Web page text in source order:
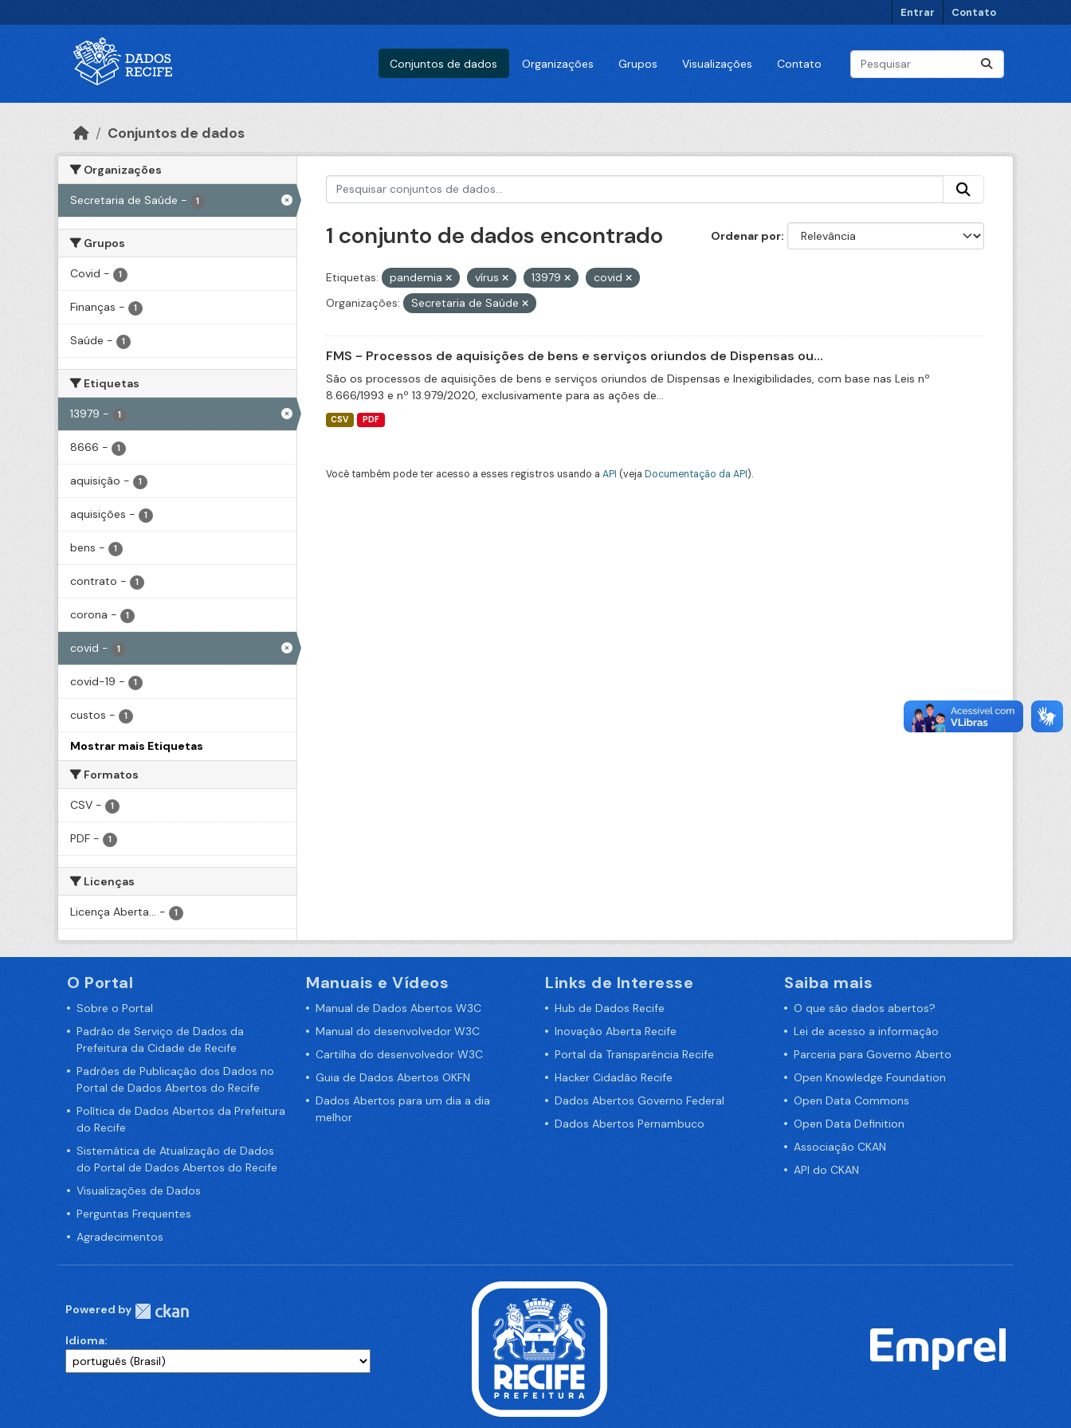
Entrar Contato
Conjuntos de dados Organizações Grupos Visualizações Contato
Conjuntos de dados
Organizações
Secretaria de Saúde - 1
Grupos
Covid - 1
Finanças - 1
Saúde - 1
Etiquetas
13979 - 1
8666 - 1
aquisição - 1
aquisições - 1
bens - 1
contrato - 1
corona - 1
covid - 1
covid-19 - 1
custos - 1
Mostrar mais Etiquetas
Formatos
CSV - 1
PDF - 1
Licenças
Licença Aberta... - 1
Ordenar por
1 conjunto de dados encontrado
Etiquetas: pandemia vírus 13979
covid
Organizações:
Secretaria de Saúde
FMS - Processos de aquisições de bens e serviços oriundos de Dispensas ou...
São os processos de aquisições de bens e serviços oriundos de Dispensas e Inexigibilidades, com base nas Leis nº
8.666/1993 e nº 13.979/2020, exclusivamente para as ações de...
CSV PDF
Você também pode ter acesso a esses registros usando a API (veja Documentação da API).
O Portal
Sobre o Portal
Padrão de Serviço de Dados da
Prefeitura da Cidade de Recife
Padrões de Publicação dos Dados no
Portal de Dados Abertos do Recife
Política de Dados Abertos da Prefeitura
do Recife
Sistemática de Atualização de Dados
do Portal de Dados Abertos do Recife
Visualizações de Dados
Perguntas Frequentes
Agradecimentos
Manuais e Vídeos
Manual de Dados Abertos W3C
Manual do desenvolvedor W3C
Cartilha do desenvolvedor W3C
Guia de Dados Abertos OKFN
Dados Abertos para um dia a dia
melhor
Links de Interesse
Hub de Dados Recife
Inovação Aberta Recife
Portal da Transparência Recife
Hacker Cidadão Recife
Dados Abertos Governo Federal
Dados Abertos Pernambuco
Saiba mais
O que são dados abertos?
Lei de acesso a informação
Parceria para Governo Aberto
Open Knowledge Foundation
Open Data Commons
Open Data Definition
Associação CKAN
API do CKAN
Powered by
Idioma